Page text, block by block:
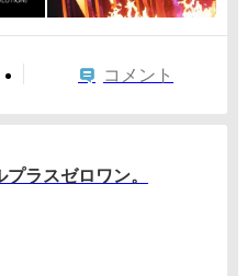
コメント
ラスゼロワン。